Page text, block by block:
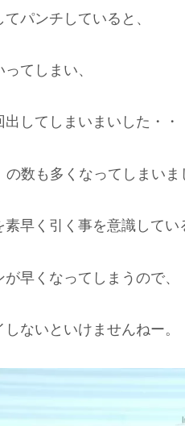
パンチしていると、
てしまい、
出してしまいまいした・・
の数も多くなってしまいま
素早く引く事を意識してい
早くなってしまうので、
ないといけませんねー。